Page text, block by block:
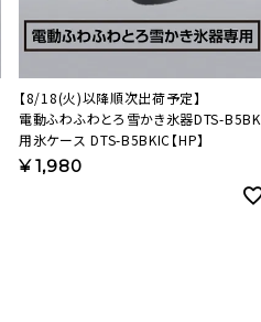
【8/18(火)以降順次出荷予定】
電動ふわふわとろ雪かき氷器DTS-B5BK
用氷ケース DTS-B5BKIC【HP】
¥1,980